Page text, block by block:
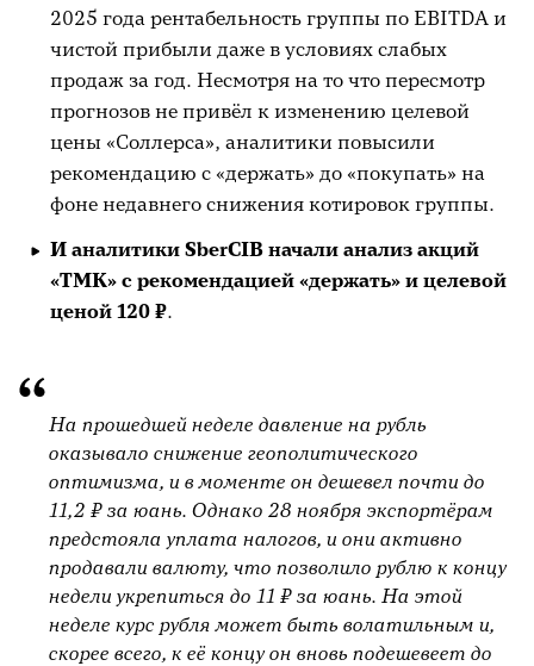
2025 года рентабельность группы по EBITDA и
чистой прибыли даже в условиях слабых
продаж за год. Несмотря на то что пересмотр
прогнозов не привёл к изменению целевой
цены «Соллерса», аналитики повысили
рекомендацию с «держать» до «покупать» на
фоне недавнего снижения котировок группы.
И аналитики SberCIB начали анализ акций
«ТМК» с рекомендацией «держать» и целевой
ценой 120 ₽.
На прошедшей неделе давление на рубль
оказывало снижение геополитического
оптимизма, и в моменте он дешевел почти до
11,2 ₽ за юань. Однако 28 ноября экспортёрам
предстояла уплата налогов, и они активно
продавали валюту, что позволило рублю к концу
недели укрепиться до 11 ₽ за юань. На этой
неделе курс рубля может быть волатильным и,
скорее всего, к её концу он вновь подешевеет до